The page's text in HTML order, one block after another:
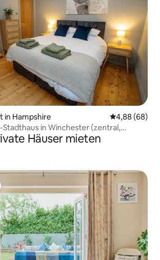
in Hampshire
4,88 (68)
in Winchester (zentral,
Häuser mieten